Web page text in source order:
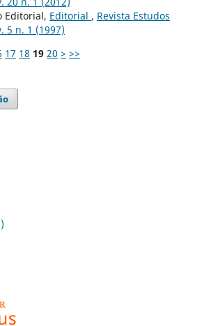
Editorial, Editorial , Revista Estudos
5 n. 1 (1997)
17 18 19 20 > >>